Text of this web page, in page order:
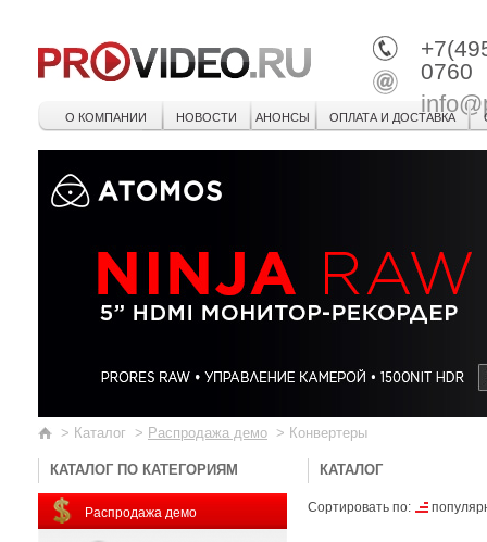
0760
О КОМПАНИИ НОВОСТИ АНОНСЫ ОПЛАТА И ДОСТАВКА
> Каталог > Распродажа демо > Конвертеры
КАТАЛОГ ПО КАТЕГОРИЯМ
Распродажа демо
КАТАЛОГ
Сортировать по: